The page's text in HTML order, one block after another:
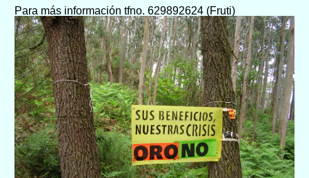
Para más información tfno. 629892624 (Fruti)